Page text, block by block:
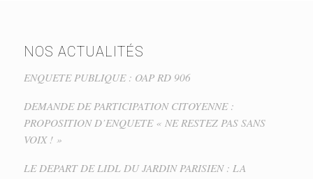
NOS ACTUALITÉS
ENQUETE PUBLIQUE : OAP RD 906
DEMANDE DE PARTICIPATION CITOYENNE :
PROPOSITION D’ENQUETE « NE RESTEZ PAS SANS
VOIX ! »
LE DEPART DE LIDL DU JARDIN PARISIEN : LA